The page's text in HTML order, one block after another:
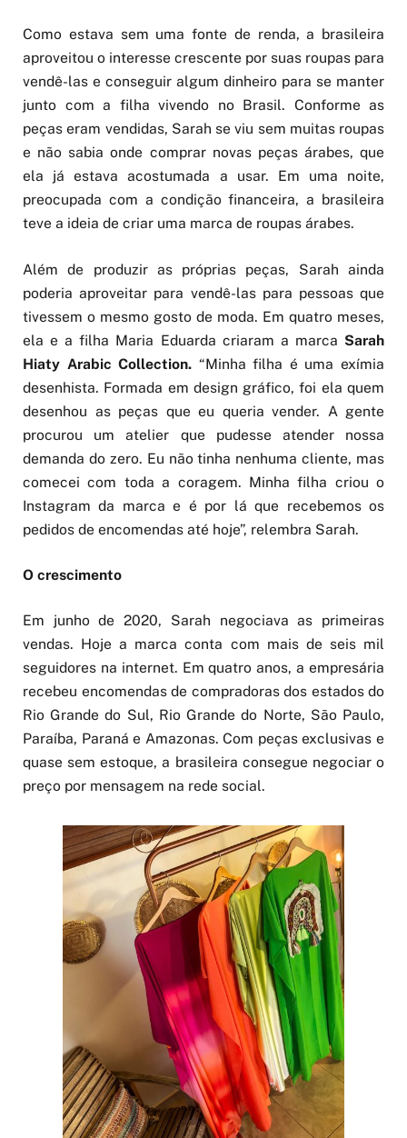
Como estava sem uma fonte de renda, a brasileira
aproveitou o interesse crescente por suas roupas para
vendê-las e conseguir algum dinheiro para se manter
junto com a filha vivendo no Brasil. Conforme as
peças eram vendidas, Sarah se viu sem muitas roupas
e não sabia onde comprar novas peças árabes, que
ela já estava acostumada a usar. Em uma noite,
preocupada com a condição financeira, a brasileira
teve a ideia de criar uma marca de roupas árabes.
Além de produzir as próprias peças, Sarah ainda
poderia aproveitar para vendê-las para pessoas que
tivessem o mesmo gosto de moda. Em quatro meses,
ela e a filha Maria Eduarda criaram a marca Sarah
Hiaty Arabic Collection. “Minha filha é uma exímia
desenhista. Formada em design gráfico, foi ela quem
desenhou as peças que eu queria vender. A gente
procurou um atelier que pudesse atender nossa
demanda do zero. Eu não tinha nenhuma cliente, mas
comecei com toda a coragem. Minha filha criou o
Instagram da marca e é por lá que recebemos os
pedidos de encomendas até hoje”, relembra Sarah.
O crescimento
Em junho de 2020, Sarah negociava as primeiras
vendas. Hoje a marca conta com mais de seis mil
seguidores na internet. Em quatro anos, a empresária
recebeu encomendas de compradoras dos estados do
Rio Grande do Sul, Rio Grande do Norte, São Paulo,
Paraíba, Paraná e Amazonas. Com peças exclusivas e
quase sem estoque, a brasileira consegue negociar o
preço por mensagem na rede social.